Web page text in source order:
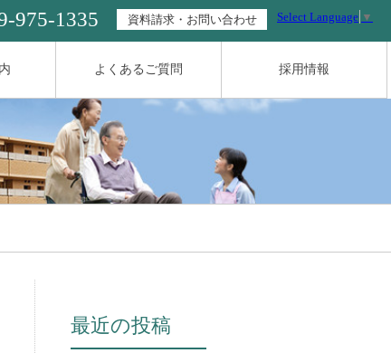
よくあるご質問 採用情報
975-1335 資料請求・お問い合わせ Select Language ▼
最近の投稿